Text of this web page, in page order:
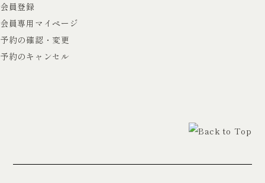
会員登録
会員専用マイページ
予約の確認・変更
予約のキャンセル